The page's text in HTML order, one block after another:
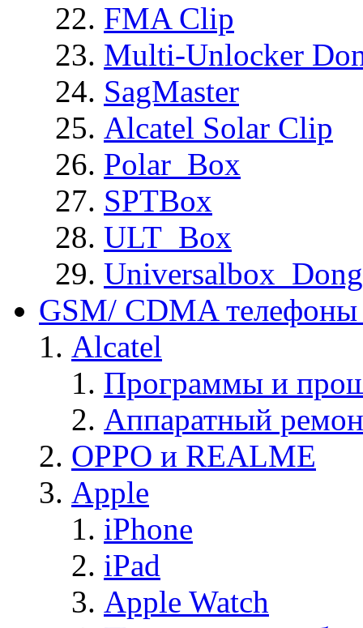
FMA Clip
Multi-Unlocker
SagMaster
Alcatel Solar Clip
Polar_Box
SPTBox
ULT_Box
GSM/ CDMA
Alcatel
Программы и
Аппаратный
OPPO и REALME
Apple
iPhone
iPad
Apple Watch